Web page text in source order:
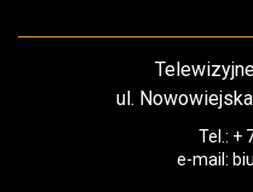
ul.
Tel.: +
e-mail: